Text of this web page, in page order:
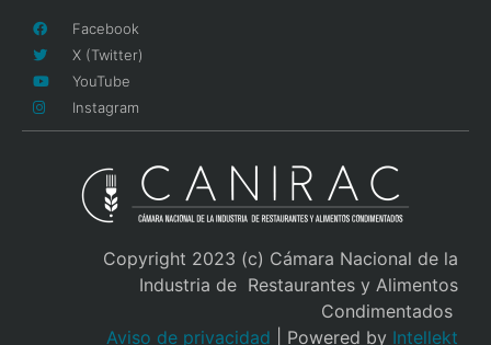
Facebook
X (Twitter)
YouTube
Instagram
Copyright 2023 (c) Cámara Nacional de la
Industria de Restaurantes y Alimentos
Condimentados
Aviso de privacidad
| Powered by Intellekt